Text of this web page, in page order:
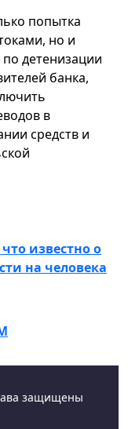
попытка
но и
детенизации
банка,
в
средств и
известно о
на человека
защищены